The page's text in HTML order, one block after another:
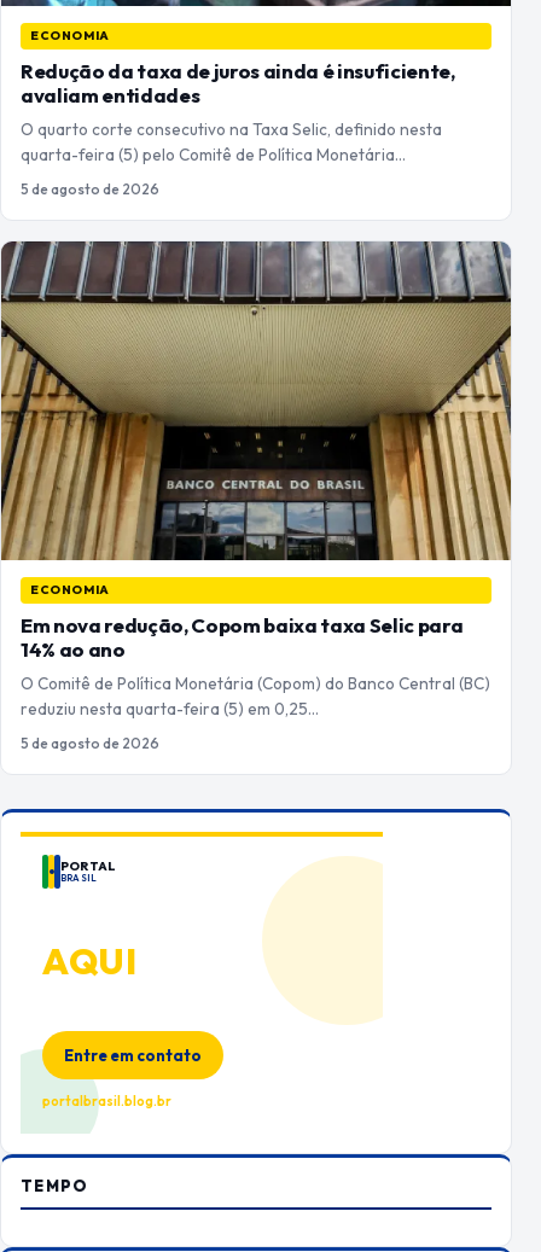
ECONOMIA
Redução da taxa de juros ainda é insuficiente,
avaliam entidades
O quarto corte consecutivo na Taxa Selic, definido nesta
quarta-feira (5) pelo Comitê de Política Monetária…
5 de agosto de 2026
ECONOMIA
Em nova redução, Copom baixa taxa Selic para
14% ao ano
O Comitê de Política Monetária (Copom) do Banco Central (BC)
reduziu nesta quarta-feira (5) em 0,25…
5 de agosto de 2026
PORTAL
BRASIL
AQUI
Entre em contato
portalbrasil.blog.br
TEMPO